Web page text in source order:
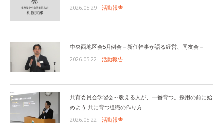
2026.05.29
活動報告
中央西地区会5月例会－新任幹事が語る経営、同友会－
2026.05.22
活動報告
共育委員会学習会～教える人が、一番育つ。採用の前に始
めよう 共に育つ組織の作り方
2026.05.22
活動報告